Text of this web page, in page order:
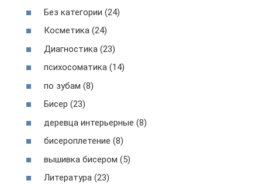
Без категории (24)
Косметика (24)
Диагностика (23)
психосоматика (14)
по зубам (8)
Бисер (23)
деревца интерьерные (8)
бисероплетение (8)
вышивка бисером (5)
Литература (23)